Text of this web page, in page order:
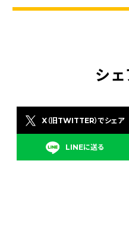
シ
X（旧TWITTER）でシェア
LINEに送る